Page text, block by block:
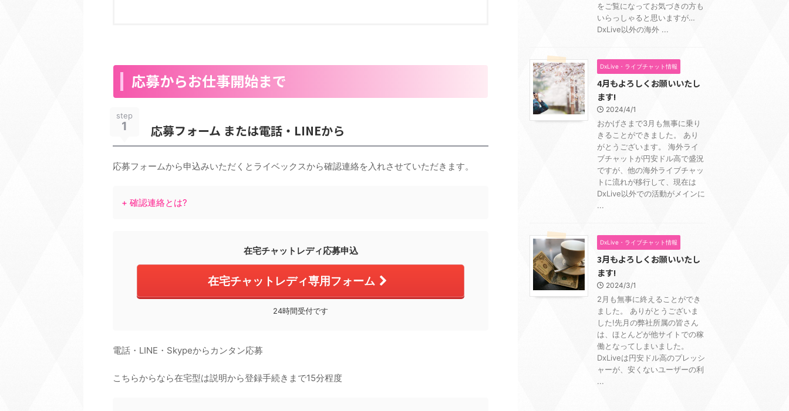
応募からお仕事開始まで
step
1 応募フォーム または電話・LINEから
応募フォームから申込みいただくとライベックスから確認連絡を入れさせていただきます。
+ 確認連絡とは?
在宅チャットレディ応募申込
在宅チャットレディ専用フォーム
24時間受付です
電話・LINE・Skypeからカンタン応募
こちらからなら在宅型は説明から登録手続きまで15分程度
をご覧になってお気づきの方も
いらっしゃると思いますが…
DxLive以外の海外 ...
DxLive・ライブチャット情報
4月もよろしくお願いいたし
ます!
2024/4/1
おかげさまで3月も無事に乗り
きることができました。 あり
がとうございます。 海外ライ
ブチャットが円安ドル高で盛況
ですが、他の海外ライブチャッ
トに流れが移行して、現在は
DxLive以外での活動がメインに
...
DxLive・ライブチャット情報
3月もよろしくお願いいたし
ます!
2024/3/1
2月も無事に終えることができ
ました。 ありがとうございま
した!先月の弊社所属の皆さん
は、ほとんどが他サイトでの稼
働となってしまいました。
DxLiveは円安ドル高のプレッシ
ャーが、安くないユーザーの利
...